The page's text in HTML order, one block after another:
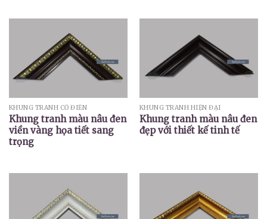
KHUNG TRANH CỔ ĐIỂN
Khung tranh màu nâu đen
viền vàng họa tiết sang
trọng
KHUNG TRANH HIỆN ĐẠI
Khung tranh màu nâu đen
đẹp với thiết kế tinh tế